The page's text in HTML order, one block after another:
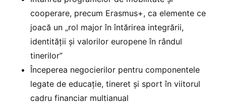
cooperare, precum Erasmus+, ca elemente ce
joacă un „rol major în întărirea integrării,
identității și valorilor europene în rândul
tinerilor”
Începerea negocierilor pentru componentele
legate de educație, tineret și sport în viitorul
cadru financiar multianual